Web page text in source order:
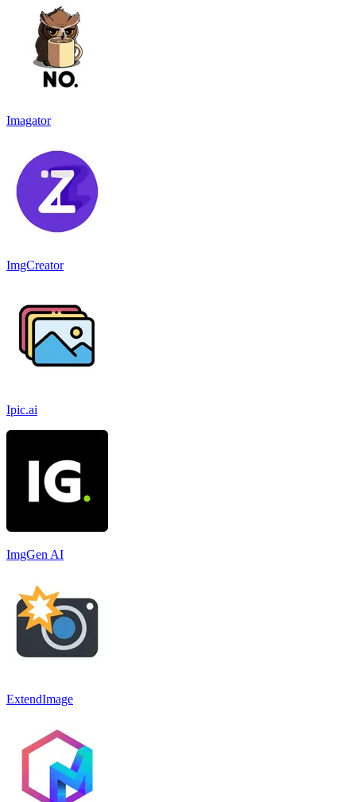
Imagator
ImgCreator
Ipic.ai
ImgGen AI
ExtendImage